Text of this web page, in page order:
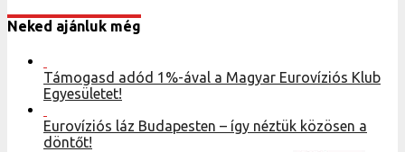
Neked ajánluk még
Támogasd adód 1%-ával a Magyar Eurovíziós Klub
Egyesületet!
Eurovíziós láz Budapesten – így néztük közösen a
döntőt!